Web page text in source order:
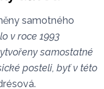
samotného
v roce 1993
samostatné
posteli, byť v této